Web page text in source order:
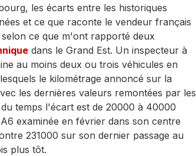
les écarts entre les historiques
et ce que raconte le vendeur français
ce que m'ont rapporté deux
dans le Grand Est. Un inspecteur à
au moins deux ou trois véhicules en
le kilométrage annoncé sur la
les dernières valeurs remontées par les
temps l'écart est de 20000 à 40000
examinée en février dans son centre
231000 sur son dernier passage au
plus tôt.